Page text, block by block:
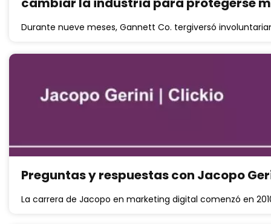
Durante nueve meses, Gannett Co. tergiversó
Preguntas y respuestas con Jacopo
La carrera de Jacopo en marketing digital comenzó en